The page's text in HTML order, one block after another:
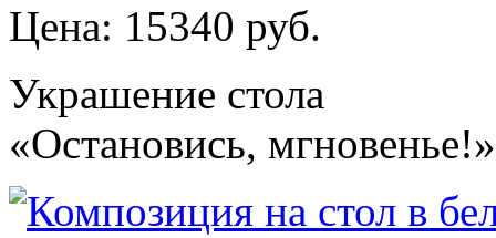
Цена: 15340 руб.
Украшение стола
«Остановись, мгновенье!»